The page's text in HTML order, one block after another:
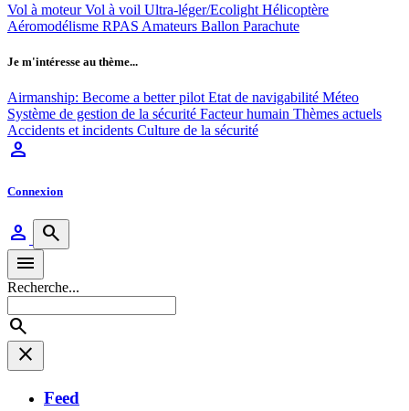
Vol à moteurVol à voil Ultra-léger/Ecolight Hélicoptère
Aéromodélisme RPAS Amateurs Ballon Parachute
Je m'intéresse au thème...
Airmanship: Become a better pilot Etat de navigabilité Méteo
Système de gestion de la sécurité Facteur humain Thèmes actuels
Accidents et incidents Culture de la sécurité
person
Connexion
person
search
menu
Recherche...
search
close
Feed